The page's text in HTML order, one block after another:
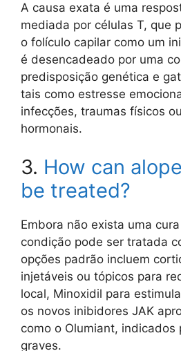
A causa exata é uma
mediada por células T, que
o folículo capilar como um
é desencadeado por uma
predisposição genética e
tais como estresse
infecções, traumas físicos
hormonais.
3. How can
be treated?
Embora não exista uma
condição pode ser tratada
opções padrão incluem
injetáveis ou tópicos para
local, Minoxidil para
os novos inibidores JAK
como o Olumiant, indicados
graves.